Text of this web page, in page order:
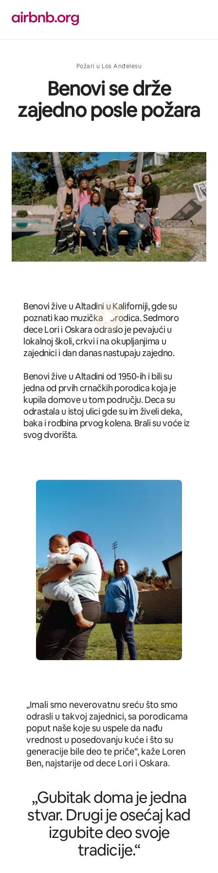
sadržaj
Požari u Los Anđelesu
Benovi se drže
zajedno posle požara
Benovi žive u Altadini u Kaliforniji, gde su
poznati kao muzička porodica. Sedmoro
dece Lori i Oskara odraslo je pevajući u
lokalnoj školi, crkvi i na okupljanjima u
zajednici i dan danas nastupaju zajedno.
Benovi žive u Altadini od 1950-ih i bili su
jedna od prvih crnačkih porodica koja je
kupila domove u tom području. Deca su
odrastala u istoj ulici gde su im živeli deka,
baka i rodbina prvog kolena. Brali su voće iz
svog dvorišta.
„Imali smo neverovatnu sreću što smo
odrasli u takvoj zajednici, sa porodicama
poput naše koje su uspele da nađu
vrednost u posedovanju kuće i što su
generacije bile deo te priče“, kaže Loren
Ben, najstarije od dece Lori i Oskara.
„Gubitak doma je jedna
stvar. Drugi je osećaj kad
izgubite deo svoje
tradicije.“